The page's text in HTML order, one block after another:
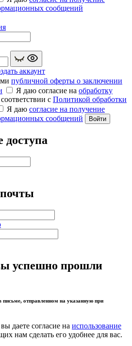
сообщений
аккаунт
публичной оферты о заключении
Я даю согласие на обработку
с Политикой обработки
Я даю согласие на получение
сообщений
Войти
доступа
успешно прошли
письме, отправленном на указанную при
даете согласие на использование
нам сделать его удобнее для вас.